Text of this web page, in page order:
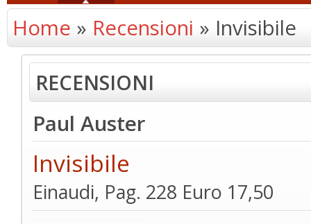
Home » Recensioni » Invisibile
RECENSIONI
Paul Auster
Invisibile
Einaudi, Pag. 228 Euro 17,50